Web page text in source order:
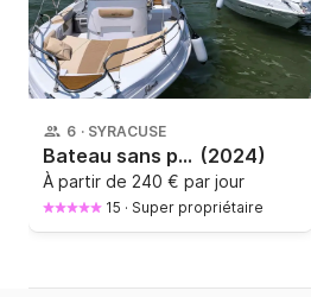
6 · SYRACUSE
Bateau sans permis Tancredi Blumax 19 pro 40cv (2024)
À partir de 240 € par jour
15 · Super propriétaire